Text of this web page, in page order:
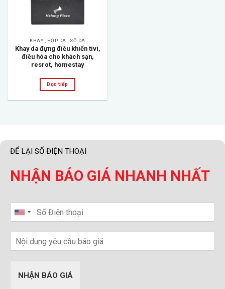
KHAY , HỘP DA , SỔ DA
Khay da đựng điều khiển tivi,
điều hòa cho khách sạn,
resrot, homestay
Đọc tiếp
ĐỂ LẠI SỐ ĐIỆN THOẠI
NHẬN BÁO GIÁ NHANH NHẤT
NHẬN BÁO GIÁ